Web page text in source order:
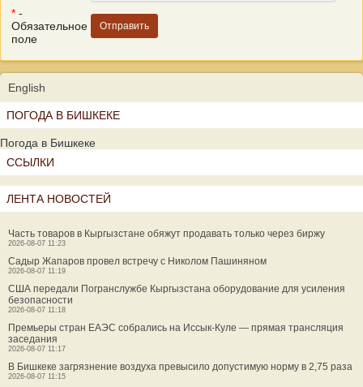
* -
Обязательное
поле
English
ПОГОДА В БИШКЕКЕ
Погода в Бишкеке
ССЫЛКИ
ЛЕНТА НОВОСТЕЙ
Часть товаров в Кыргызстане обяжут продавать только через биржу
2026-08-07 11:23
Садыр Жапаров провел встречу с Николом Пашиняном
2026-08-07 11:19
США передали Погранслужбе Кыргызстана оборудование для усиления
безопасности
2026-08-07 11:18
Премьеры стран ЕАЭС собрались на Иссык-Куле — прямая трансляция
заседания
2026-08-07 11:17
В Бишкеке загрязнение воздуха превысило допустимую норму в 2,75 раза
2026-08-07 11:15